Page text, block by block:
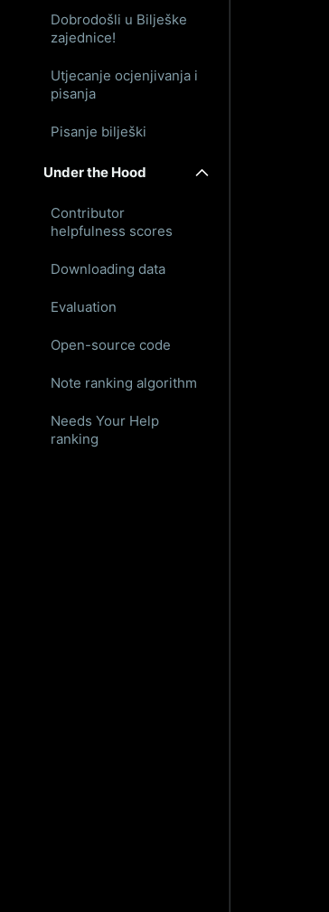
Dobrodošli u Bilješke
zajednice!
Utjecanje ocjenjivanja i
pisanja
Pisanje bilješki
Under the Hood
Contributor
helpfulness scores
Downloading data
Evaluation
Open-source code
Note ranking algorithm
Needs Your Help
ranking